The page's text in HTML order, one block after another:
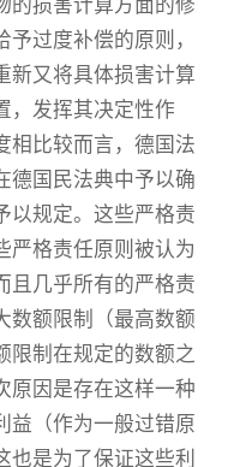
损害计算方面的修
过度补偿的原则，
新又将具体损害计算
，发挥其决定性作
相比较而言，德国法
德国民法典中予以确
以规定。这些严格责
严格责任原则被认为
且几乎所有的严格责
数额限制（最高数额
限制在规定的数额之
原因是存在这样一种
益（作为一般过错原
也是为了保证这些利